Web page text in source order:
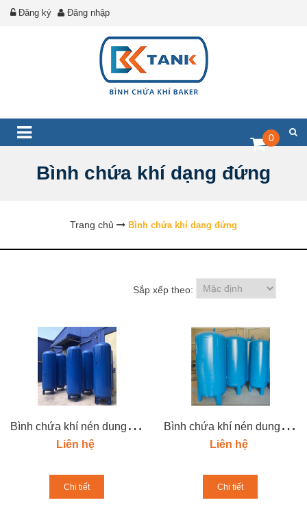
Đăng ký Đăng nhập
0
Bình chứa khí dạng đứng
Trang chủ Bình chứa khí dạng đứng
Sắp xếp theo:
B
ình chứa khí nén dung tích 1000l
Liên hệ
Chi tiết
B
ình chứa khí nén dung tích 200L
Liên hệ
Chi tiết